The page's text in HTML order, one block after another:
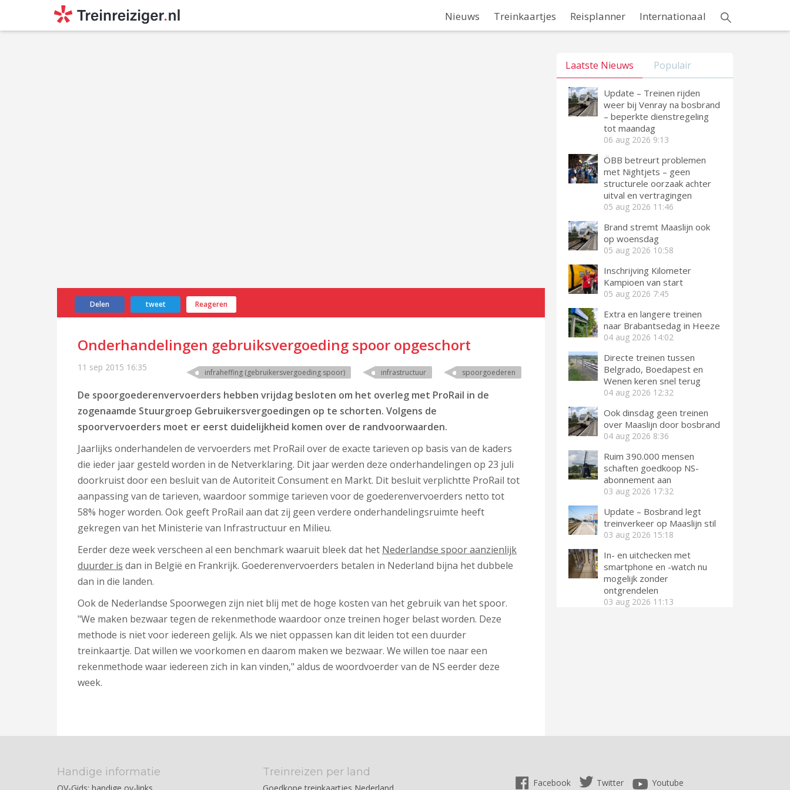
Nieuws Treinkaartjes Reisplanner Internationaal
Delen tweet Reageren
Onderhandelingen gebruiksvergoeding spoor opgeschort
11 sep 2015 16:35 infraheffing (gebruikersvergoeding spoor) infrastructuur spoorgoederen
De spoorgoederenvervoerders hebben vrijdag besloten om het overleg met ProRail in de
zogenaamde Stuurgroep Gebruikersvergoedingen op te schorten. Volgens de
spoorvervoerders moet er eerst duidelijkheid komen over de randvoorwaarden.
Jaarlijks onderhandelen de vervoerders met ProRail over de exacte tarieven op basis van de kaders
die ieder jaar gesteld worden in de Netverklaring. Dit jaar werden deze onderhandelingen op 23 juli
doorkruist door een besluit van de Autoriteit Consument en Markt. Dit besluit verplichtte ProRail tot
aanpassing van de tarieven, waardoor sommige tarieven voor de goederenvervoerders netto tot
58% hoger worden. Ook geeft ProRail aan dat zij geen verdere onderhandelingsruimte heeft
gekregen van het Ministerie van Infrastructuur en Milieu.
Eerder deze week verscheen al een benchmark waaruit bleek dat het Nederlandse spoor aanzienlijk
duurder is dan in België en Frankrijk. Goederenvervoerders betalen in Nederland bijna het dubbele
dan in die landen.
Ook de Nederlandse Spoorwegen zijn niet blij met de hoge kosten van het gebruik van het spoor.
"We maken bezwaar tegen de rekenmethode waardoor onze treinen hoger belast worden. Deze
methode is niet voor iedereen gelijk. Als we niet oppassen kan dit leiden tot een duurder
treinkaartje. Dat willen we voorkomen en daarom maken we bezwaar. We willen toe naar een
rekenmethode waar iedereen zich in kan vinden," aldus de woordvoerder van de NS eerder deze
week.
Laatste Nieuws Populair
Update – Treinen rijden
weer bij Venray na bosbrand
– beperkte dienstregeling
tot maandag
06 aug 2026 9:13
ÖBB betreurt problemen
met Nightjets – geen
structurele oorzaak achter
uitval en vertragingen
05 aug 2026 11:46
Brand stremt Maaslijn ook
op woensdag
05 aug 2026 10:58
Inschrijving Kilometer
Kampioen van start
05 aug 2026 7:45
Extra en langere treinen
naar Brabantsedag in Heeze
04 aug 2026 14:02
Directe treinen tussen
Belgrado, Boedapest en
Wenen keren snel terug
04 aug 2026 12:32
Ook dinsdag geen treinen
over Maaslijn door bosbrand
04 aug 2026 8:36
Ruim 390.000 mensen
schaften goedkoop NS-
abonnement aan
03 aug 2026 17:32
Update – Bosbrand legt
treinverkeer op Maaslijn stil
03 aug 2026 15:18
In- en uitchecken met
smartphone en -watch nu
mogelijk zonder
ontgrendelen
03 aug 2026 11:13
Handige informatie Treinreizen per land
Facebook Twitter Youtube